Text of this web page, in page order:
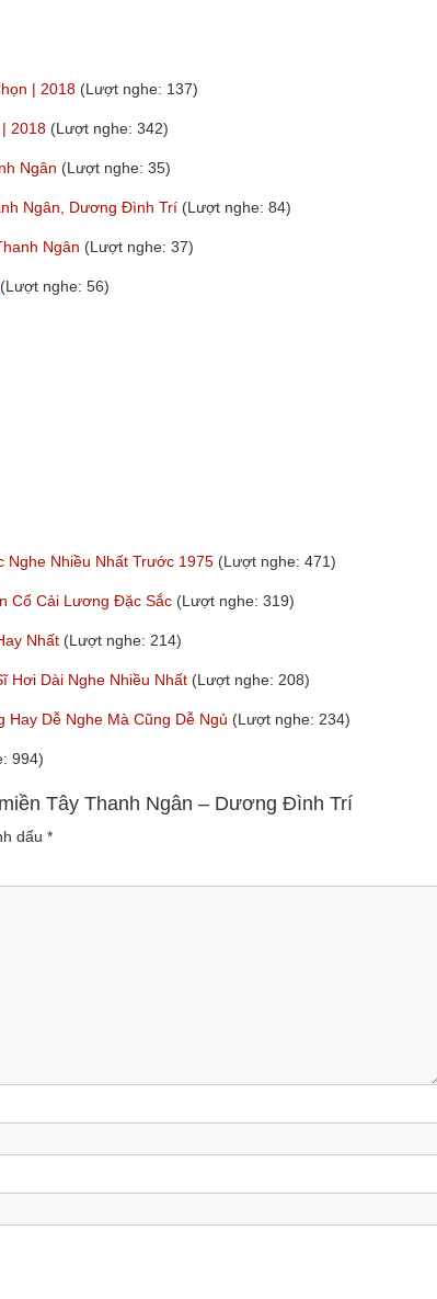
| 2018 (Lượt nghe: 137)
2018 (Lượt nghe: 342)
Ngân (Lượt nghe: 35)
Ngân, Dương Đình Trí (Lượt nghe: 84)
Ngân (Lượt nghe: 37)
(Lượt nghe: 56)
Nhiều Nhất Trước 1975 (Lượt nghe: 471)
Cổ Cải Lương Đặc Sắc (Lượt nghe: 319)
Nhất (Lượt nghe: 214)
Hơi Dài Nghe Nhiều Nhất (Lượt nghe: 208)
Dễ Nghe Mà Cũng Dễ Ngủ (Lượt nghe: 234)
994)
Tây Thanh Ngân – Dương Đình Trí
dấu *